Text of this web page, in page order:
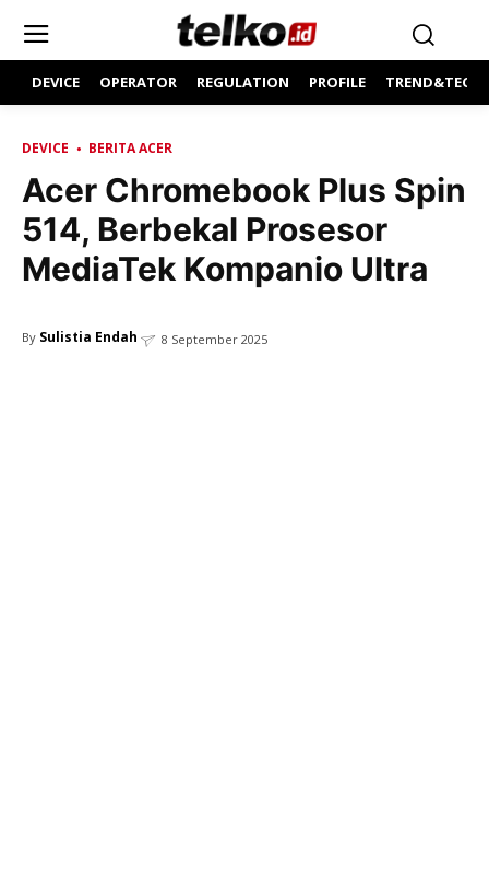
DEVICE OPERATOR REGULATION PROFILE
DEVICE BERITA ACER
Acer Chromebook Plus Spin
514, Berbekal Prosesor
MediaTek Kompanio Ultra
By Sulistia Endah 8 September 2025